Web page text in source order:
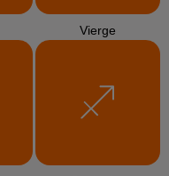
KATY PERRY